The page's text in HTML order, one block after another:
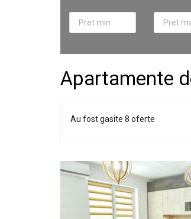
Apartamente
Au fost gasite 8 oferte